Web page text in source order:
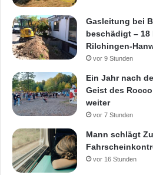
Gasleitung bei
beschädigt – 18
Rilchingen-
vor 9 Stunden
Ein Jahr nach
Geist des
weiter
vor 7 Stunden
Mann schlägt
vor 16 Stunden